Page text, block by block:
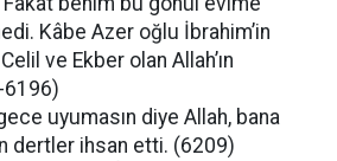
Kâbe Azer oğlu İbrahim’in
ve Ekber olan Allah’ın
6196)
uyumasın diye Allah, bana
dertler ihsan etti. (6209)